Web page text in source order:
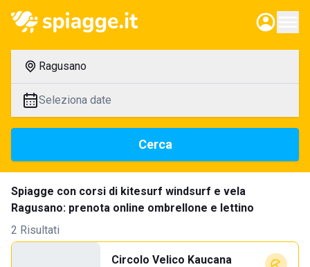
Ragusano
Seleziona date
Cerca
Spiagge con corsi di kitesurf windsurf e vela
Ragusano: prenota online ombrellone e lettino
2 Risultati
Circolo Velico Kaucana